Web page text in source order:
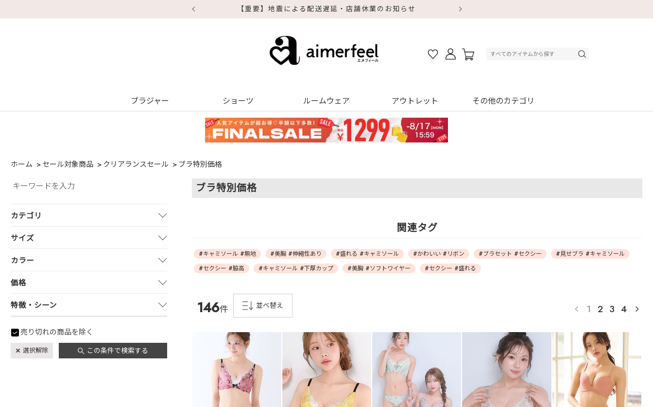
【重要】地震による配送遅延・店舗休業のお知らせ
ブラジャー ショーツ ルームウェア アウトレット その他のカテゴリ
ホーム セール対象商品 クリアランスセール ブラ特別価格
サイズ
カラー
価格
特徴・シーン
売り切れの商品を除く
この条件で検索する
選択解除
ブラ特別価格
関連タグ
#キャミソール #無地 #美胸 #伸縮性あり #盛れる #キャミソール #かわいい #リボン #ブラセット #セクシー
#見せブラ #キャミソール
#セクシー #脇高
#キャミソール #下厚カップ #美胸 #ソフトワイヤー #セクシー #盛れる
146件 1 2 3 4
並べ替え